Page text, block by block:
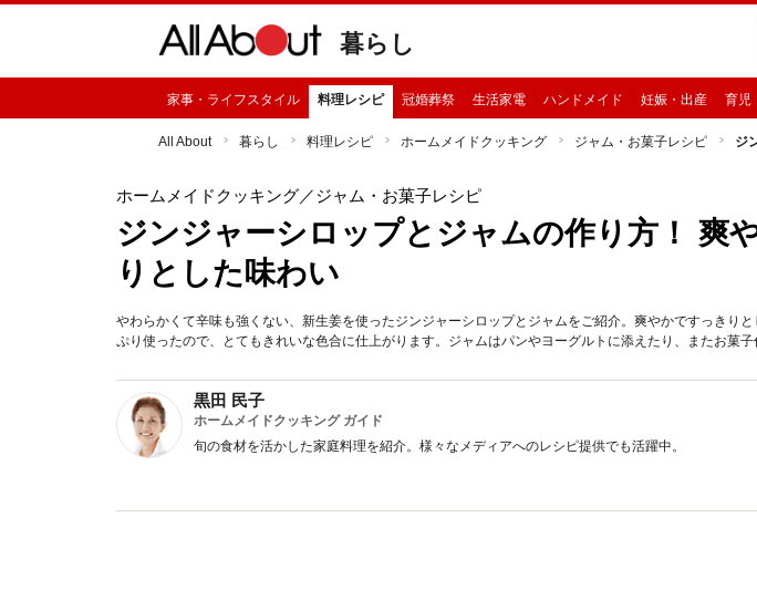
暮らし
家事・ライフスタイル 料理レシピ 冠婚葬祭 生活家電 ハンドメイド 妊娠・出産 育児
All About 暮らし 料理レシピ ホームメイドクッキング ジャム・お菓子レシピ ジ
ホームメイドクッキング／ジャム・お菓子レシピ
ジンジャーシロップとジャムの作り方！ 爽
りとした味わい
やわらかくて辛味も強くない、新生姜を使ったジンジャーシロップとジャムをご紹介。爽やかですっきり
ぷり使ったので、とてもきれいな色合に仕上がります。ジャムはパンやヨーグルトに添えたり、またお菓子
黒田 民子
ホームメイドクッキング ガイド
旬の食材を活かした家庭料理を紹介。様々なメディアへのレシピ提供でも活躍中。